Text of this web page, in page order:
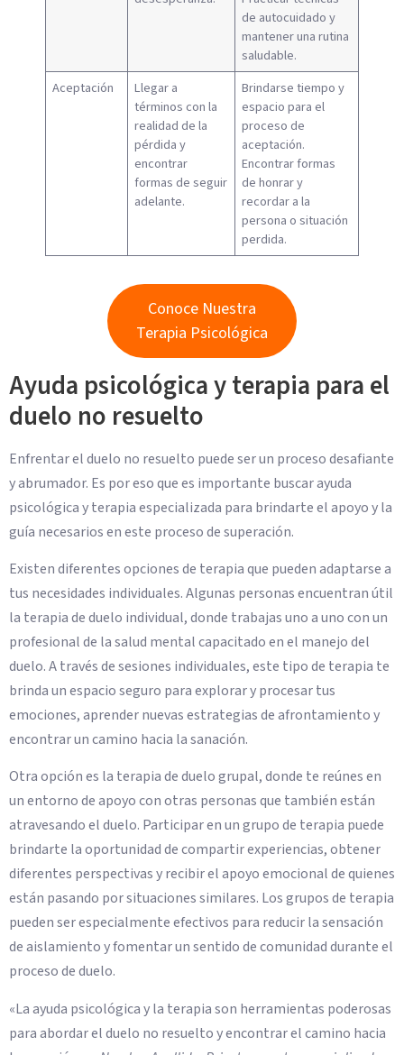
de autocuidado y
mantener una rutina
saludable.
Aceptación
Llegar a
términos con la
realidad de la
pérdida y
encontrar
formas de seguir
adelante.
Brindarse tiempo y
espacio para el
proceso de
aceptación.
Encontrar formas
de honrar y
recordar a la
persona o situación
perdida.
Conoce Nuestra
Terapia Psicológica
Ayuda psicológica y terapia para el
duelo no resuelto
Enfrentar el duelo no resuelto puede ser un proceso desafiante
y abrumador. Es por eso que es importante buscar ayuda
psicológica y terapia especializada para brindarte el apoyo y la
guía necesarios en este proceso de superación.
Existen diferentes opciones de terapia que pueden adaptarse a
tus necesidades individuales. Algunas personas encuentran útil
la terapia de duelo individual, donde trabajas uno a uno con un
profesional de la salud mental capacitado en el manejo del
duelo. A través de sesiones individuales, este tipo de terapia te
brinda un espacio seguro para explorar y procesar tus
emociones, aprender nuevas estrategias de afrontamiento y
encontrar un camino hacia la sanación.
Otra opción es la terapia de duelo grupal, donde te reúnes en
un entorno de apoyo con otras personas que también están
atravesando el duelo. Participar en un grupo de terapia puede
brindarte la oportunidad de compartir experiencias, obtener
diferentes perspectivas y recibir el apoyo emocional de quienes
están pasando por situaciones similares. Los grupos de terapia
pueden ser especialmente efectivos para reducir la sensación
de aislamiento y fomentar un sentido de comunidad durante el
proceso de duelo.
«La ayuda psicológica y la terapia son herramientas poderosas
para abordar el duelo no resuelto y encontrar el camino hacia